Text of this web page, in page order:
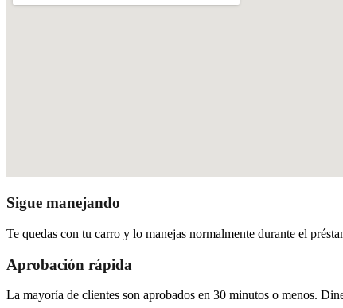
Sigue manejando
Te quedas con tu carro y lo manejas normalmente durante el
Aprobación rápida
La mayoría de clientes son aprobados en 30 minutos o menos.